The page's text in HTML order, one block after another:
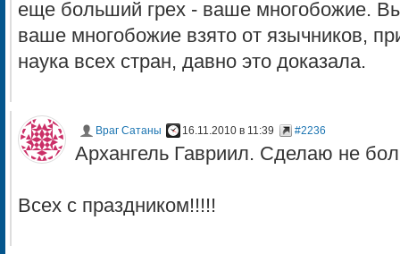
еще больший грех - ваше многобожие.
ваше многобожие взято от язычников,
наука всех стран, давно это доказала.
Враг Сатаны 16.11.2010 в 11:39 #2236
Архангель Гавриил. Сделаю не
Всех с праздником!!!!!